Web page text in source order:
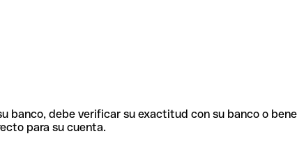
debe verificar su exactitud con su banco o
para su cuenta.